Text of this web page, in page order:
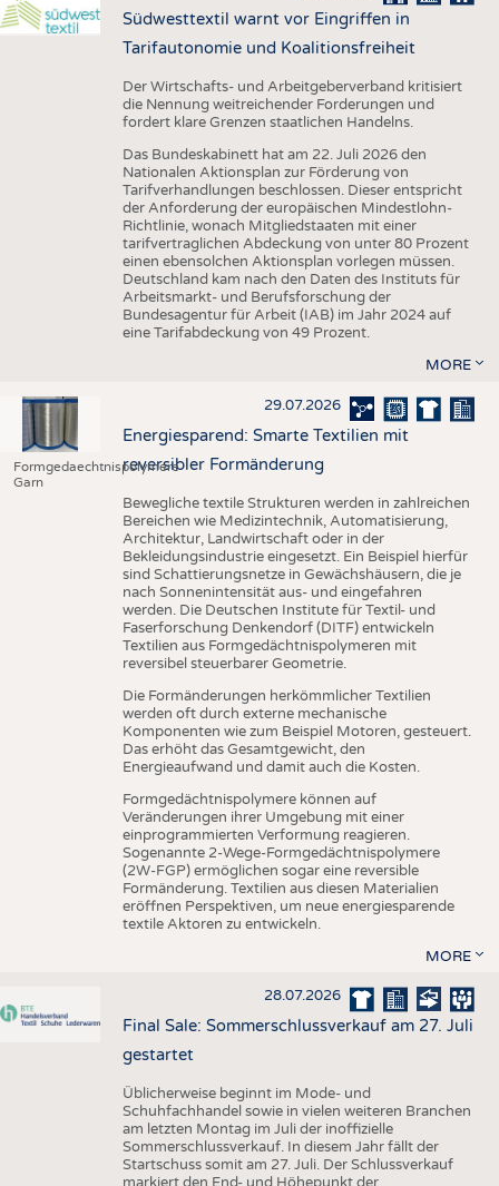
Südwesttextil warnt vor Eingriffen in
Tarifautonomie und Koalitionsfreiheit
Der Wirtschafts- und Arbeitgeberverband kritisiert
die Nennung weitreichender Forderungen und
fordert klare Grenzen staatlichen Handelns.
Das Bundeskabinett hat am 22. Juli 2026 den
Nationalen Aktionsplan zur Förderung von
Tarifverhandlungen beschlossen. Dieser entspricht
der Anforderung der europäischen Mindestlohn-
Richtlinie, wonach Mitgliedstaaten mit einer
tarifvertraglichen Abdeckung von unter 80 Prozent
einen ebensolchen Aktionsplan vorlegen müssen.
Deutschland kam nach den Daten des Instituts für
Arbeitsmarkt- und Berufsforschung der
Bundesagentur für Arbeit (IAB) im Jahr 2024 auf
eine Tarifabdeckung von 49 Prozent.
MORE
Formgedaechtnispolymere
Garn
29.07.2026
Energiesparend: Smarte Textilien mit
reversibler Formänderung
Bewegliche textile Strukturen werden in zahlreichen
Bereichen wie Medizintechnik, Automatisierung,
Architektur, Landwirtschaft oder in der
Bekleidungsindustrie eingesetzt. Ein Beispiel hierfür
sind Schattierungsnetze in Gewächshäusern, die je
nach Sonnenintensität aus- und eingefahren
werden. Die Deutschen Institute für Textil- und
Faserforschung Denkendorf (DITF) entwickeln
Textilien aus Formgedächtnispolymeren mit
reversibel steuerbarer Geometrie.
Die Formänderungen herkömmlicher Textilien
werden oft durch externe mechanische
Komponenten wie zum Beispiel Motoren, gesteuert.
Das erhöht das Gesamtgewicht, den
Energieaufwand und damit auch die Kosten.
Formgedächtnispolymere können auf
Veränderungen ihrer Umgebung mit einer
einprogrammierten Verformung reagieren.
Sogenannte 2-Wege-Formgedächtnispolymere
(2W-FGP) ermöglichen sogar eine reversible
Formänderung. Textilien aus diesen Materialien
eröffnen Perspektiven, um neue energiesparende
textile Aktoren zu entwickeln.
MORE
28.07.2026
Final Sale: Sommerschlussverkauf am 27. Juli
gestartet
Üblicherweise beginnt im Mode- und
Schuhfachhandel sowie in vielen weiteren Branchen
am letzten Montag im Juli der inoffizielle
Sommerschlussverkauf. In diesem Jahr fällt der
Startschuss somit am 27. Juli. Der Schlussverkauf